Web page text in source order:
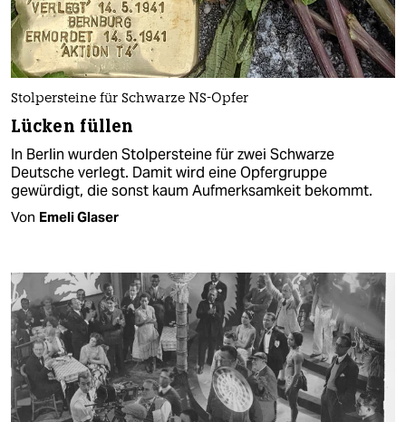
Stolpersteine für Schwarze NS-Opfer
Lücken füllen
In Berlin wurden Stolpersteine für zwei Schwarze
Deutsche verlegt. Damit wird eine Opfergruppe
gewürdigt, die sonst kaum Aufmerksamkeit bekommt.
Von Emeli Glaser